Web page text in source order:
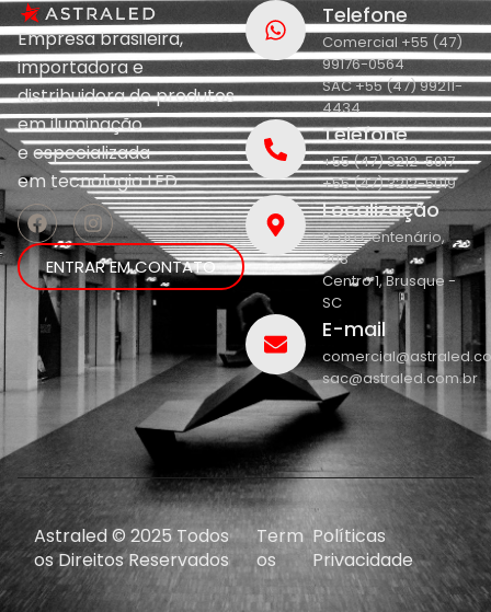
Empresa brasileira,
importadora e
distribuidora de produtos
em iluminação
eespecializada
emtecnologia LED.
ENTRAR EM CONTATO
Telefone
Comercial +55 (47)
99176-0564
SAC +55 (47) 99211-
4434
Telefone
+55 (47) 3212-5017
+55 (47) 3212-5019
Localização
R. do Centenário,
208
Centro 1, Brusque -
SC
E-mail
sac@astraled.com.br
Astraled © 2025 Todos
os Direitos Reservados
Term
os
Políticas
Privacidade